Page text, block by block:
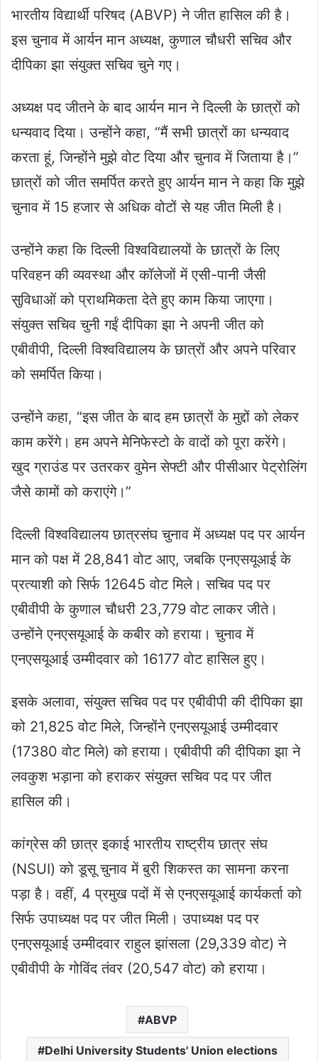
भारतीय विद्यार्थी परिषद (ABVP) ने जीत हासिल की है।
इस चुनाव में ​​आर्यन मान अध्यक्ष, कुणाल चौधरी सचिव और
दीपिका झा संयुक्त सचिव चुने गए।
अध्यक्ष पद जीतने के बाद आर्यन मान ने दिल्ली के छात्रों को
धन्यवाद दिया। उन्होंने कहा, “मैं सभी छात्रों का धन्यवाद
करता हूं, जिन्होंने मुझे वोट दिया और चुनाव में जिताया है।”
छात्रों को जीत समर्पित करते हुए आर्यन मान ने कहा कि मुझे
चुनाव में 15 हजार से अधिक वोटों से यह जीत मिली है।
उन्होंने कहा कि दिल्ली विश्वविद्यालयों के छात्रों के लिए
परिवहन की व्यवस्था और कॉलेजों में एसी-पानी जैसी
सुविधाओं को प्राथमिकता देते हुए काम किया जाएगा।
संयुक्त सचिव चुनी गईं दीपिका झा ने अपनी जीत को
एबीवीपी, दिल्ली विश्वविद्यालय के छात्रों और अपने परिवार
को समर्पित किया।
उन्होंने कहा, “इस जीत के बाद हम छात्रों के मुद्दों को लेकर
काम करेंगे। हम अपने मेनिफेस्टो के वादों को पूरा करेंगे।
खुद ग्राउंड पर उतरकर वुमेन सेफ्टी और पीसीआर पेट्रोलिंग
जैसे कामों को कराएंगे।”
दिल्ली विश्वविद्यालय छात्रसंघ चुनाव में अध्यक्ष पद पर आर्यन
मान को पक्ष में 28,841 वोट आए, जबकि एनएसयूआई के
प्रत्याशी को सिर्फ 12645 वोट मिले। सचिव पद पर
एबीवीपी के कुणाल चौधरी 23,779 वोट लाकर जीते।
उन्होंने एनएसयूआई के कबीर को हराया। चुनाव में
एनएसयूआई उम्मीदवार को 16177 वोट हासिल हुए।
इसके अलावा, संयुक्त सचिव पद पर एबीवीपी की दीपिका झा
को 21,825 वोट मिले, जिन्होंने एनएसयूआई उम्मीदवार
(17380 वोट मिले) को हराया। एबीवीपी की दीपिका झा ने
लवकुश भड़ाना को हराकर संयुक्त सचिव पद पर जीत
हासिल की।
कांग्रेस की छात्र इकाई भारतीय राष्ट्रीय छात्र संघ
(NSUI) को डूसू चुनाव में बुरी शिकस्त का सामना करना
पड़ा है। वहीं, 4 प्रमुख पदों में से एनएसयूआई कार्यकर्ता को
सिर्फ उपाध्यक्ष पद पर जीत मिली। उपाध्यक्ष पद पर
एनएसयूआई उम्मीदवार राहुल झांसला (29,339 वोट) ने
एबीवीपी के गोविंद तंवर (20,547 वोट) को हराया।
ABVP
Delhi University Students' Union elections